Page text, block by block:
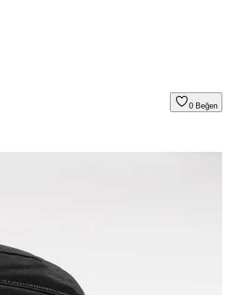
0 Beğen
günlük ihtiyaçlar için ideal tercihtir.